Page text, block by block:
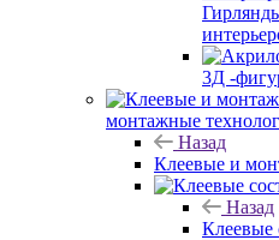
3Д -
монтажные
Назад
Клеевые и
Назад
Клеевые